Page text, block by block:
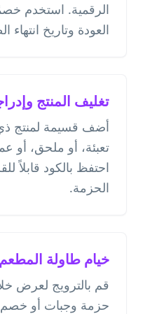
الرقمية. استخدم
العودة وتاريخ انتهاء
تغليف المنتج
أضف قسيمة لمنتج
تعبئة، أو ملحق، أو
احتفظ بالكود قابلاً
الحزمة.
خيام طاولة
قم بالترويج لعرض
حزمة وجبات أو